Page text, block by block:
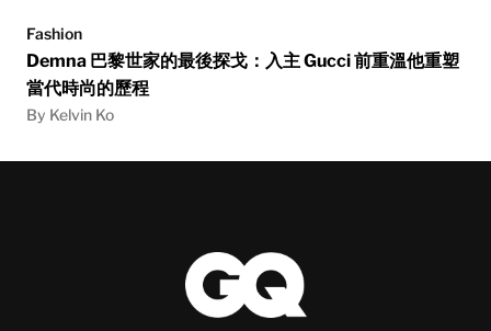
Fashion
Demna 巴黎世家的最後探戈：入主 Gucci 前重溫他重塑
當代時尚的歷程
By Kelvin Ko